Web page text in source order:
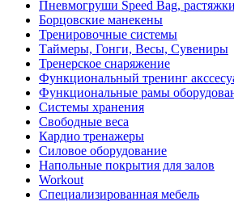
Пневмогруши Speed Bag,
Борцовские манекены
Тренировочные системы
Таймеры, Гонги, Весы, Сувениры
Тренерское снаряжение
Функциональный тренинг
Функциональные рамы
Системы хранения
Свободные веса
Кардио тренажеры
Силовое оборудование
Напольные покрытия для залов
Workout
Специализированная мебель